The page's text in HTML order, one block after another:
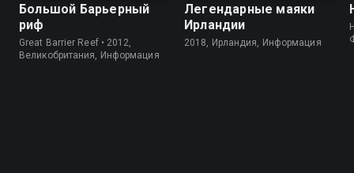
Большой Барьерный
риф
Great Barrier Reef • 2012,
Великобритания, Информация
Легендарные маяки
Ирландии
2018, Ирландия, Информация